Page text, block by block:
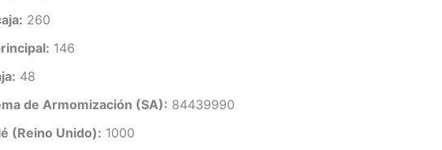
260
146
48
de Armomización (SA): 84439990
(Reino Unido): 1000